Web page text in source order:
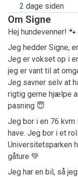
2 dage siden
Om Signe
Hej hundevenner! 🐾
Jeg hedder Signe,
Jeg er vokset op i
jeg er vant til at
Jeg savner selv at
rigtig gerne hjælpe
pasning 😇
Jeg bor i en 76 kvm
have. Jeg bor i et
Universitetsparken
gåture 💚
Jeg har en bil, så